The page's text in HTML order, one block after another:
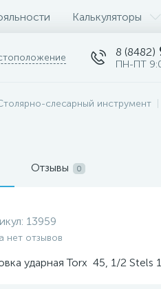
Калькуляторы
8 (8482)
ПН-ПТ
слесарный инструмент
Отзывы 0
13959
нет отзывов
ударная Torx 45, 1/2 Stels